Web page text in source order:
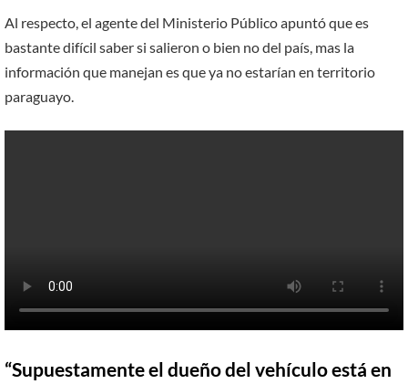
Al respecto, el agente del Ministerio Público apuntó que es
bastante difícil saber si salieron o bien no del país, mas la
información que manejan es que ya no estarían en territorio
paraguayo.
“Supuestamente el dueño del vehículo está en